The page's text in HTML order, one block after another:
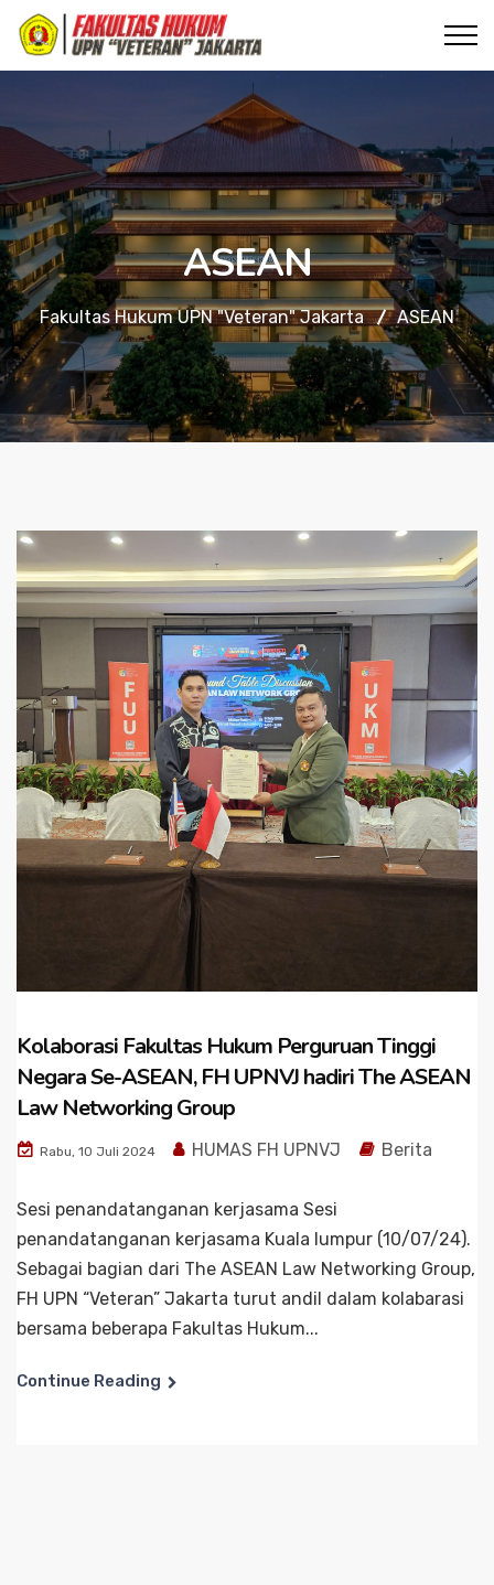
ASEAN
Fakultas Hukum UPN "Veteran" Jakarta ASEAN
Kolaborasi Fakultas Hukum Perguruan Tinggi
Negara Se-ASEAN, FH UPNVJ hadiri The ASEAN
Law Networking Group
Rabu, 10 Juli 2024 HUMAS FH UPNVJ Berita
Sesi penandatanganan kerjasama Sesi
penandatanganan kerjasama Kuala lumpur (10/07/24).
Sebagai bagian dari The ASEAN Law Networking Group,
FH UPN “Veteran” Jakarta turut andil dalam kolabarasi
bersama beberapa Fakultas Hukum...
Continue Reading